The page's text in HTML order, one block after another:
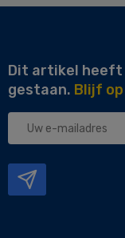
Dit artikel heeft
gestaan. Blijf
Uw